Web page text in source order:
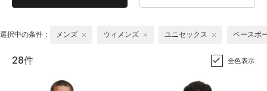
選択中の条件： メンズ ウィメンズ ユニセックス ベースボ
28件 全色表示